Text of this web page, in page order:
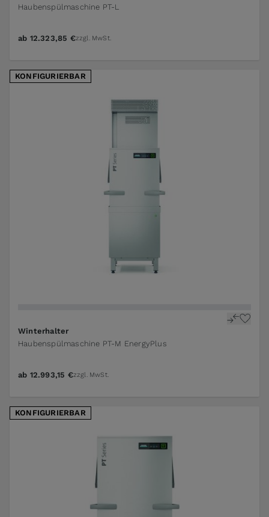
Haubenspülmaschine PT-L
ab 12.323,85 €zzgl. MwSt.
KONFIGURIERBAR
Winterhalter
Haubenspülmaschine PT-M EnergyPlus
The price depends on the options chosen on the
ab 12.993,15 €zzgl. MwSt.
KONFIGURIERBAR